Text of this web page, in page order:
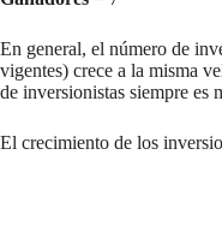
En general, el número de
vigentes) crece a la misma
de inversionistas siempre es
El crecimiento de los